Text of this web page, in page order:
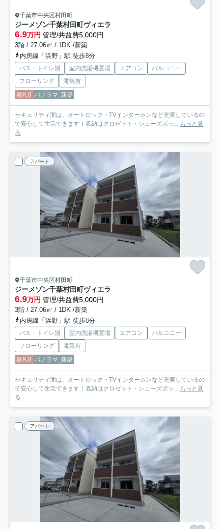
千葉市中央区村田町
ジーメゾン千葉村田町ヴィエラ
6.9万円 管理/共益費5,000円
3階 / 27.06㎡ / 1DK /新築
内房線「浜野」駅 徒歩8分
バス・トイレ別 室内洗濯機置場 エアコン
バルコニー
フローリング
電気有
敷礼0 パノラマ 新築
セキュリティ面は、オートロック・TVインターホンなど充実しているの
で安心して生活できます！収納はクロゼット・シューズボッ...
もっと見
る
アパート
千葉市中央区村田町
ジーメゾン千葉村田町ヴィエラ
6.9万円 管理/共益費5,000円
3階 / 27.06㎡ / 1DK /新築
内房線「浜野」駅 徒歩8分
バス・トイレ別 室内洗濯機置場 エアコン
バルコニー
フローリング
電気有
敷礼0 パノラマ 新築
セキュリティ面は、オートロック・TVインターホンなど充実しているの
で安心して生活できます！収納はクロゼット・シューズボッ...
もっと見
る
アパート